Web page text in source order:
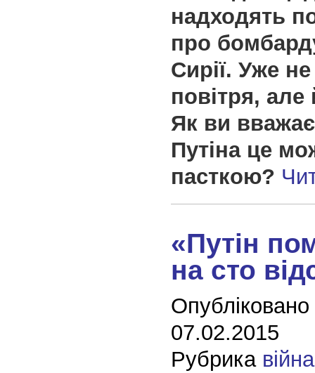
надходять
про
Сирії. Уже не
повітря,
Як ви
Путіна це
пасткою?
«Путін
на сто
07.02.2015
Рубрика війна